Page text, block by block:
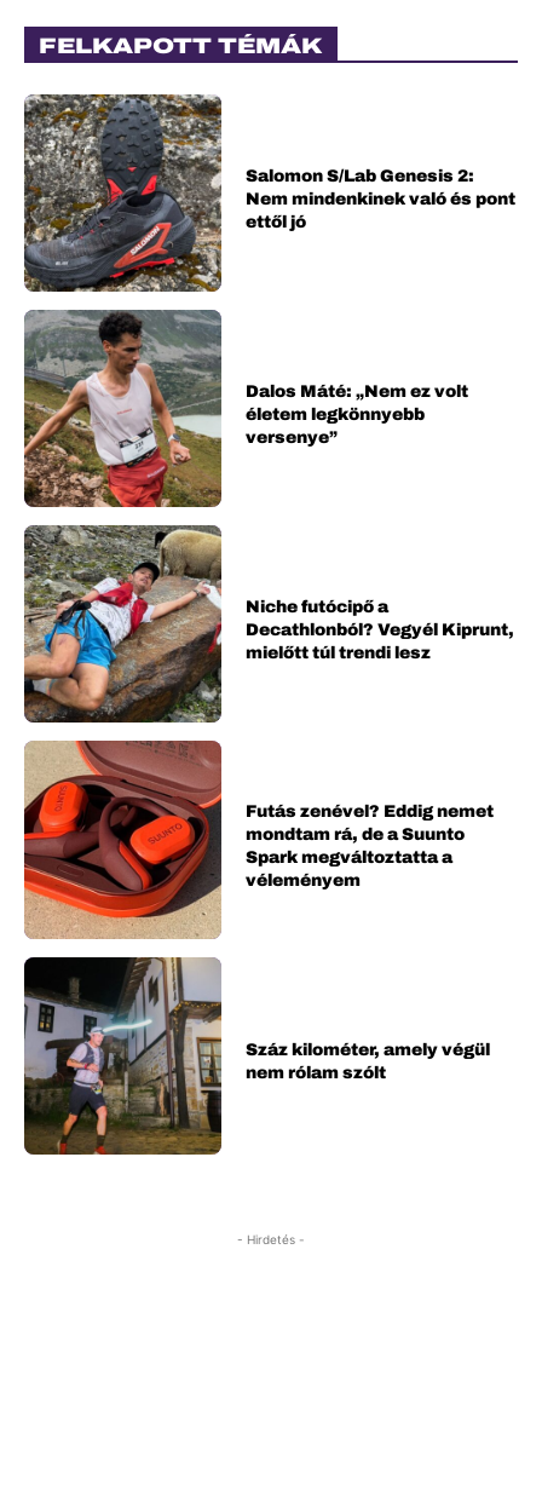
FELKAPOTT TÉMÁK
Salomon S/Lab Genesis 2:
Nem mindenkinek való és pont
ettől jó
Dalos Máté: „Nem ez volt
életem legkönnyebb
versenye”
Niche futócipő a
Decathlonból? Vegyél Kiprunt,
mielőtt túl trendi lesz
Futás zenével? Eddig nemet
mondtam rá, de a Suunto
Spark megváltoztatta a
véleményem
Száz kilométer, amely végül
nem rólam szólt
- Hirdetés -